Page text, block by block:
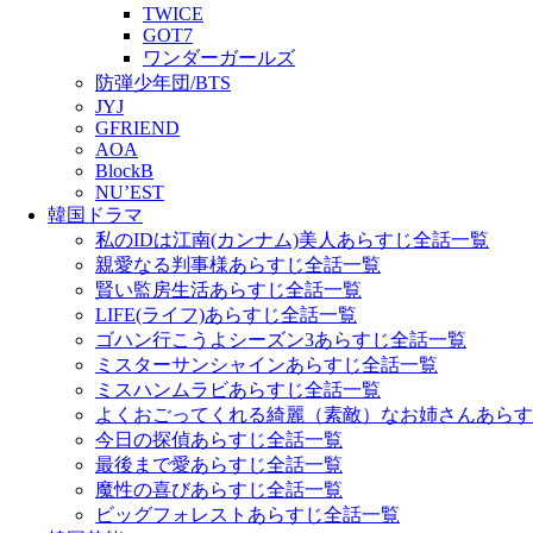
TWICE
GOT7
ワンダーガールズ
防弾少年団/BTS
JYJ
GFRIEND
AOA
BlockB
NU’EST
韓国ドラマ
私のIDは江南(カンナム)美人あらすじ全話一覧
親愛なる判事様あらすじ全話一覧
賢い監房生活あらすじ全話一覧
LIFE(ライフ)あらすじ全話一覧
ゴハン行こうよシーズン3あらすじ全話一覧
ミスターサンシャインあらすじ全話一覧
ミスハンムラビあらすじ全話一覧
よくおごってくれる綺麗（素敵）なお姉さんあら
今日の探偵あらすじ全話一覧
最後まで愛あらすじ全話一覧
魔性の喜びあらすじ全話一覧
ビッグフォレストあらすじ全話一覧